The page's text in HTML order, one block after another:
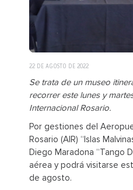
22 DE AGOSTO DE 2022
Se trata de un museo
recorrer este lunes y
Internacional Rosario.
Por gestiones del
Rosario (AIR) “Islas
Diego Maradona “Tango
aérea y podrá visitarse
de agosto.